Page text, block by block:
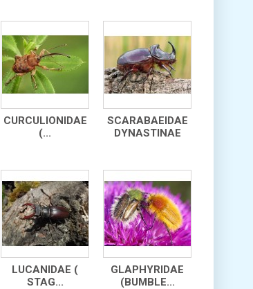
CURCULIONIDAE
(...
SCARABAEIDAE
DYNASTINAE
LUCANIDAE (
STAG...
GLAPHYRIDAE
(BUMBLE...